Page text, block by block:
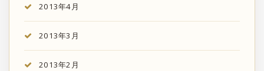
2013年4月
2013年3月
2013年2月